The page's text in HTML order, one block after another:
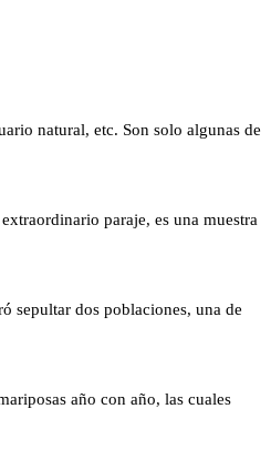
natural, etc. Son solo algunas de
paraje, es una muestra
sepultar dos poblaciones, una de
año con año, las cuales